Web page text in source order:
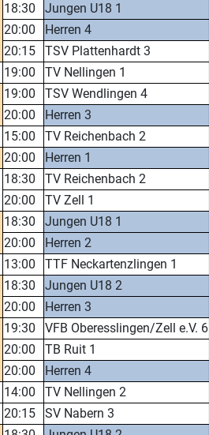
18:30
Jungen U18 1
20:00
Herren 4
20:15
TSV Plattenhardt 3
19:00 TV Nellingen 1
19:00 TSV Wendlingen 4
20:00
Herren 3
15:00 TV Reichenbach 2
20:00 Herren 1
18:30 TV Reichenbach 2
20:00
TV Zell 1
18:30 Jungen U18 1
20:00
Herren 2
13:00 TTF Neckartenzlingen 1
18:30 Jungen U18 2
20:00
Herren 3
19:30 VFB Oberesslingen/Zell e.V. 6
20:00
TB Ruit 1
20:00
Herren 4
14:00 TV Nellingen 2
20:15 SV Nabern 3